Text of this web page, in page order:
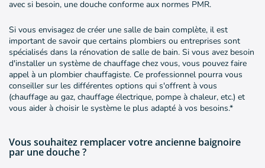
avec si besoin, une douche conforme aux normes PMR.
Si vous envisagez de créer une salle de bain complète, il est
important de savoir que certains plombiers ou entreprises sont
spécialisés dans la rénovation de salle de bain. Si vous avez besoin
d'installer un système de chauffage chez vous, vous pouvez faire
appel à un plombier chauffagiste. Ce professionnel pourra vous
conseiller sur les différentes options qui s'offrent à vous
(chauffage au gaz, chauffage électrique, pompe à chaleur, etc.) et
vous aider à choisir le système le plus adapté à vos besoins.*
Vous souhaitez remplacer votre ancienne baignoire
par une douche ?